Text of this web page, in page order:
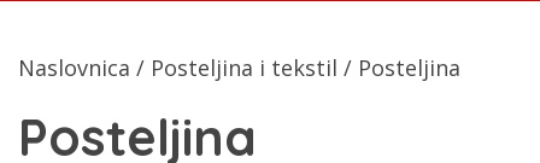
Naslovnica / Posteljina i tekstil / Posteljina
Posteljina